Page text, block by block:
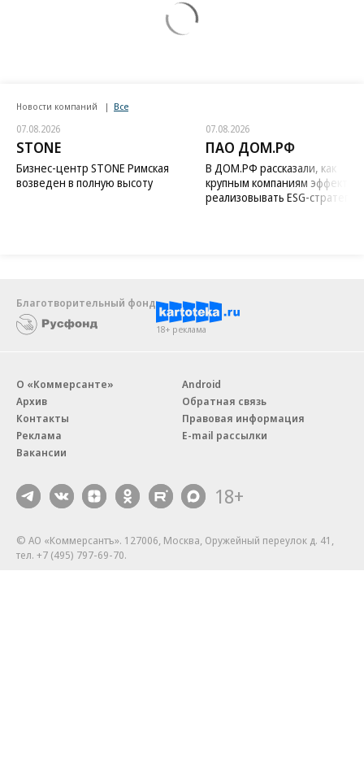
Новости компаний
07.08.2026
возведен в полную высоту
07.08.2026
В ДОМ.РФ рассказали, как
крупным компаниям
реализовывать ESG-стратегию
Благотворительный фонд
18+ реклама